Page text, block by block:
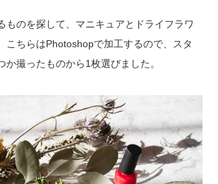
ものを探して、マニキュアとドライフラワ
こちらはPhotoshopで加工するので、スタ
か撮ったものから1枚選びました。